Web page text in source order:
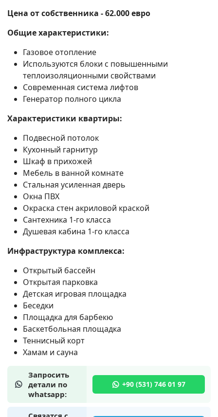
Цена от собственника - 62.000 евро
Общие характеристики:
Газовое отопление
Используются блоки с повышенными
теплоизоляционными свойствами
Современная система лифтов
Генератор полного цикла
Характеристики квартиры:
Подвесной потолок
Кухонный гарнитур
Шкаф в прихожей
Мебель в ванной комнате
Стальная усиленная дверь
Окна ПВХ
Окраска стен акриловой краской
Сантехника 1-го класса
Душевая кабина 1-го класса
Инфраструктура комплекса:
Открытый бассейн
Открытая парковка
Детская игровая площадка
Беседки
Площадка для барбекю
Баскетбольная площадка
Теннисный корт
Хамам и сауна
Запросить
детали по
whatsapp: